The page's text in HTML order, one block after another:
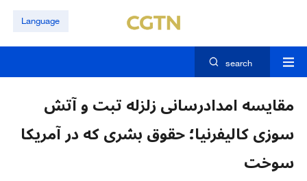
Language
search
مقایسه امدادرسانی زلزله تبت و آتش
سوزی کالیفرنیا؛ حقوق بشری که در آمریکا
سوخت